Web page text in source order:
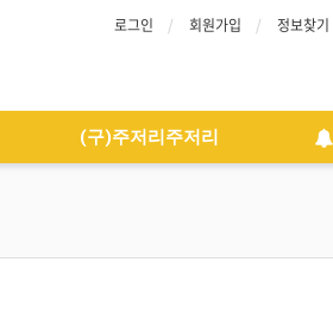
로그인 회원가입 정보찾기
(구)주저리주저리